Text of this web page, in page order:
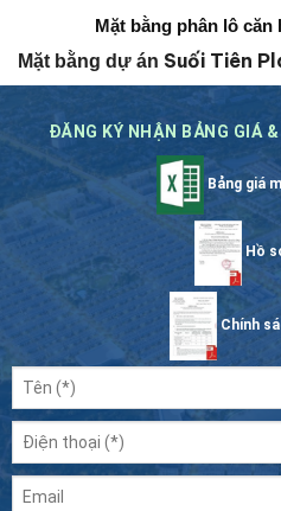
Mặt bằng phân lô căn
Mặt bằng dự án Suối Tiên
ĐĂNG KÝ NHẬN BẢNG GIÁ
Bảng giá
Hồ
Chính